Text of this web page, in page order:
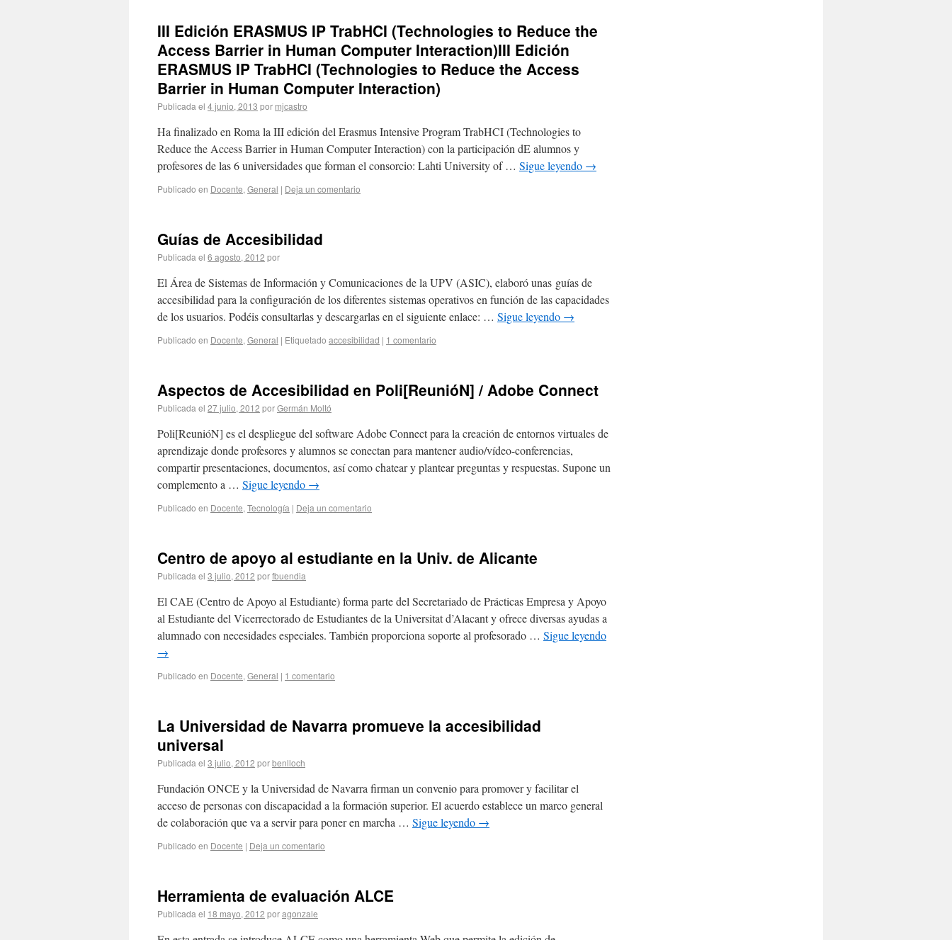
III Edición ERASMUS IP TrabHCI (Technologies to Reduce the
Access Barrier in Human Computer Interaction)III Edición
ERASMUS IP TrabHCI (Technologies to Reduce the Access
Barrier in Human Computer Interaction)
Publicada el 4 junio, 2013 por mjcastro
Ha finalizado en Roma la III edición del Erasmus Intensive Program TrabHCI (Technologies to
Reduce the Access Barrier in Human Computer Interaction) con la participación dE alumnos y
profesores de las 6 universidades que forman el consorcio: Lahti University of … Sigue leyendo →
Publicado en Docente, General | Deja un comentario
Guías de Accesibilidad
Publicada el 6 agosto, 2012 por
El Área de Sistemas de Información y Comunicaciones de la UPV (ASIC), elaboró unas guías de
accesibilidad para la configuración de los diferentes sistemas operativos en función de las capacidades
de los usuarios. Podéis consultarlas y descargarlas en el siguiente enlace: … Sigue leyendo →
Publicado en Docente, General | Etiquetado accesibilidad | 1 comentario
Aspectos de Accesibilidad en Poli[ReunióN] / Adobe Connect
Publicada el 27 julio, 2012 porGermán Moltó
Poli[ReunióN] es el despliegue del software Adobe Connect para la creación de entornos virtuales de
aprendizaje donde profesores y alumnos se conectan para mantener audio/vídeo-conferencias,
compartir presentaciones, documentos, así como chatear y plantear preguntas y respuestas. Supone un
complemento a … Sigue leyendo →
Publicado en Docente, Tecnología | Deja un comentario
Centro de apoyo al estudiante en la Univ. de Alicante
Publicada el 3 julio, 2012 porfbuendia
El CAE (Centro de Apoyo al Estudiante) forma parte del Secretariado de Prácticas Empresa y Apoyo
al Estudiante del Vicerrectorado de Estudiantes de la Universitat d’Alacant y ofrece diversas ayudas a
alumnado con necesidades especiales. También proporciona soporte al profesorado … Sigue leyendo
→
Publicado en Docente, General | 1 comentario
La Universidad de Navarra promueve la accesibilidad
universal
Publicada el 3 julio, 2012 porbenlloch
Fundación ONCE y la Universidad de Navarra firman un convenio para promover y facilitar el
acceso de personas con discapacidad a la formación superior. El acuerdo establece un marco general
de colaboración que va a servir para poner en marcha … Sigue leyendo →
Publicado en Docente | Deja un comentario
Herramienta de evaluación ALCE
Publicada el 18 mayo, 2012 poragonzale